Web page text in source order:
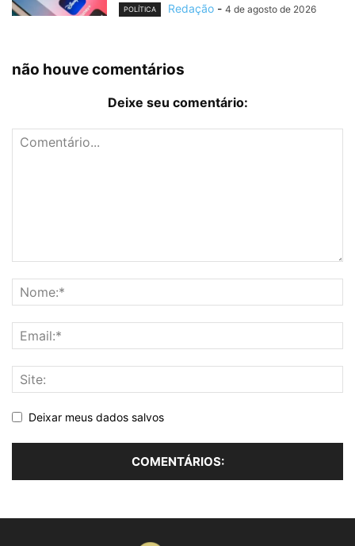
POLÍTICA Redação - 4 de agosto de 2026
não houve comentários
Deixe seu comentário:
Deixar meus dados salvos